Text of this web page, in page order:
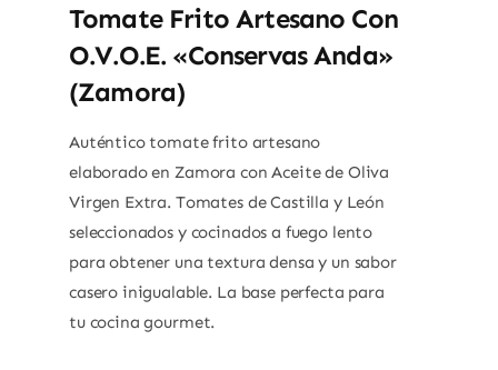
Tomate Frito Artesano Con
O.V.O.E. «Conservas Anda»
(Zamora)
Auténtico tomate frito artesano
elaborado en Zamora con Aceite de Oliva
Virgen Extra. Tomates de Castilla y León
seleccionados y cocinados a fuego lento
para obtener una textura densa y un sabor
casero inigualable. La base perfecta para
tu cocina gourmet.